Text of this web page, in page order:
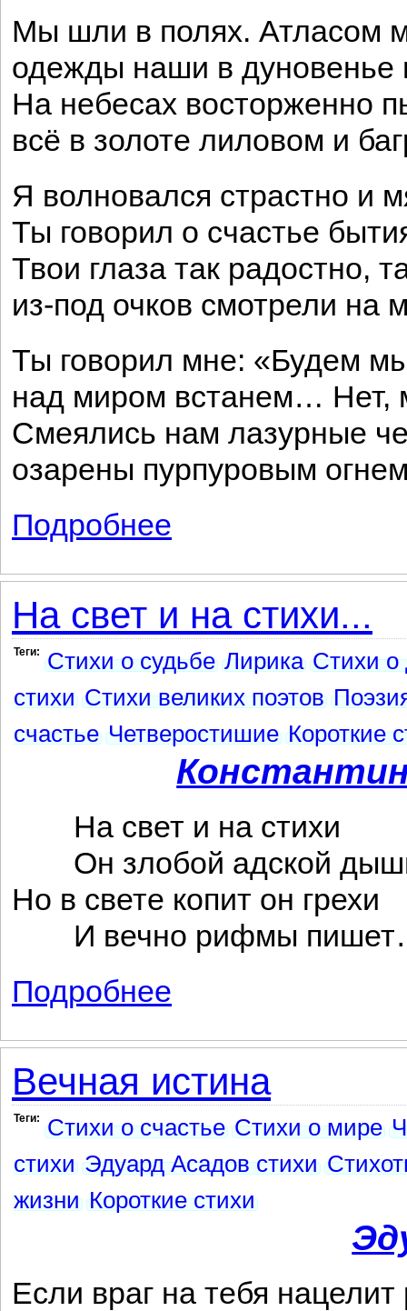
Мы шли в полях. Атласом
одежды наши в дуновенье
На небесах восторженно
всё в золоте лиловом и
Я волновался страстно и
Ты говорил о счастье
Твои глаза так радостно,
из-под очков смотрели на
Ты говорил мне: «Будем
над миром встанем… Нет,
Смеялись нам лазурные
озарены пурпуровым
Подробнее
На свет и на стихи...
Теги: Стихи о судьбе Лирика Стихи о
стихи Стихи великих поэтов
счастье Четверостишие Короткие
На свет и на стихи
Он злобой адской
Но в свете копит он грехи
И вечно рифмы
Подробнее
Вечная истина
Теги: Стихи о счастье Стихи о мире
стихи Эдуард Асадов стихи
жизни Короткие стихи
Если враг на тебя нацелит